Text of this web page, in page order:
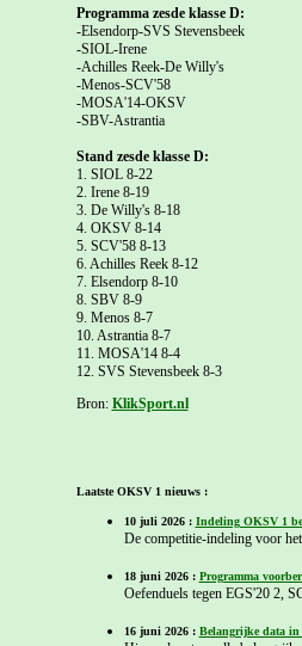
Programma zesde klasse D:
-Elsendorp-SVS Stevensbeek
-SIOL-Irene
-Achilles Reek-De Willy's
-Menos-SCV'58
-MOSA'14-OKSV
-SBV-Astrantia
Stand zesde klasse D:
1. SIOL 8-22
2. Irene 8-19
3. De Willy's 8-18
4. OKSV 8-14
5. SCV'58 8-13
6. Achilles Reek 8-12
7. Elsendorp 8-10
8. SBV 8-9
9. Menos 8-7
10. Astrantia 8-7
11. MOSA'14 8-4
12. SVS Stevensbeek 8-3
Bron: KlikSport.nl
Laatste OKSV 1 nieuws :
10 juli 2026 : Indeling OKSV 1
De competitie-indeling voor
18 juni 2026 : Programma
Oefenduels tegen EGS'20 2,
16 juni 2026 : Belangrijke data in